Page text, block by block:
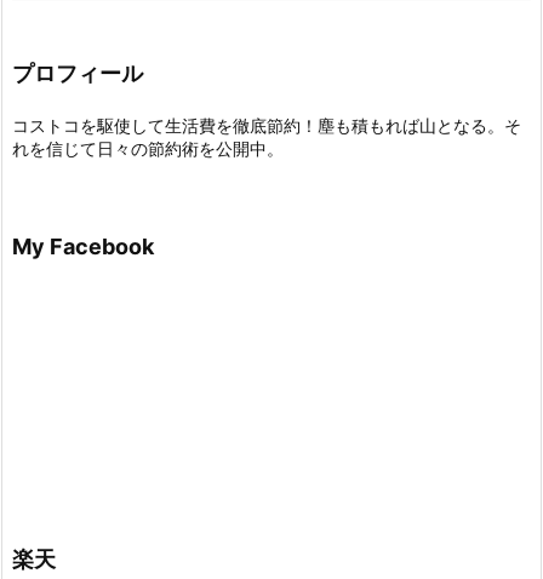
プロフィール
コストコを駆使して生活費を徹底節約！塵も積もれば山となる。そ
れを信じて日々の節約術を公開中。
My Facebook
楽天